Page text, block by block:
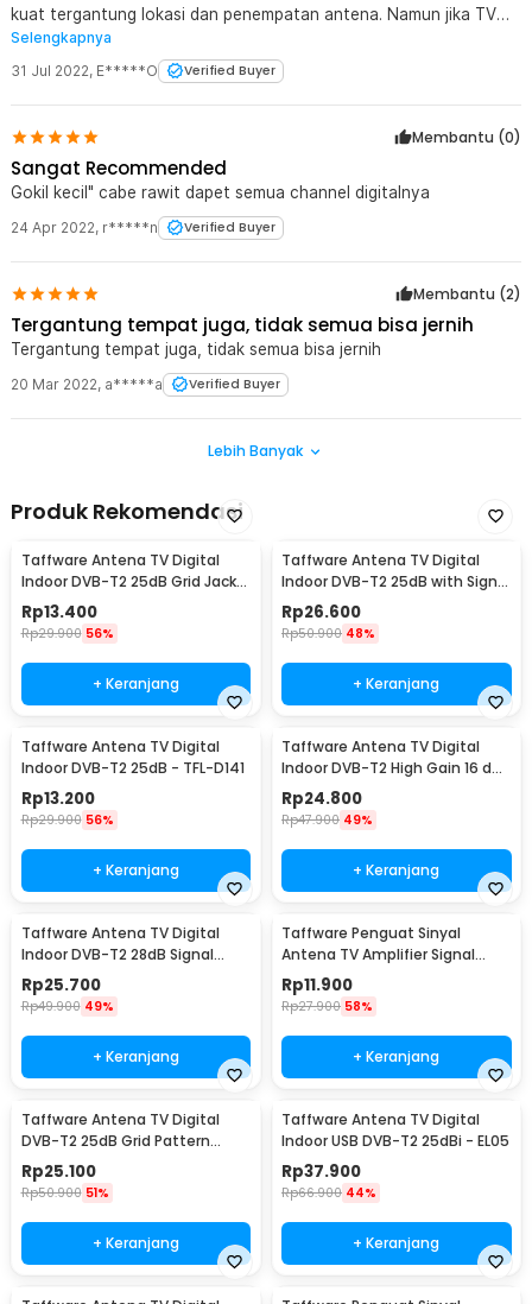
kuat tergantung lokasi dan penempatan antena. Namun jika TV
sudah digital jangan diragukan lagi tangkapan signalnya, sangat
baik sekali. Seperti kualitas HDTV tampilan layarnya.
Selengkapnya
31 Jul 2022, E*****O Verified Buyer
Membantu (0)
Sangat Recommended
Gokil kecil" cabe rawit dapet semua channel digitalnya
24 Apr 2022, r*****n Verified Buyer
Membantu (2)
Tergantung tempat juga, tidak semua bisa jernih
Tergantung tempat juga, tidak semua bisa jernih
20 Mar 2022, a*****a Verified Buyer
Lebih Banyak
Produk Rekomendasi
Taffware Antena TV Digital
Indoor DVB-T2 25dB Grid Jack
Male Plug - TFL-D139
Rp13.400
Rp29.900 56%
+ Keranjang
Taffware Antena TV Digital
Indoor DVB-T2 25dB with Signal
Booster - TFL-D140
Rp26.600
Rp50.900 48%
+ Keranjang
Taffware Antena TV Digital
Indoor DVB-T2 25dB - TFL-D141
Rp13.200
Rp29.900 56%
+ Keranjang
Taffware Antena TV Digital
Indoor DVB-T2 High Gain 16 dBi
- EL0465
Rp24.800
Rp47.900 49%
+ Keranjang
Taffware Antena TV Digital
Indoor DVB-T2 28dB Signal
Booster Amplifer - N0012
Rp25.700
Rp49.900 49%
+ Keranjang
Taffware Penguat Sinyal
Antena TV Amplifier Signal
Booster DVB-T2 - TFL-D15
Rp11.900
Rp27.900 58%
+ Keranjang
Taffware Antena TV Digital
DVB-T2 25dB Grid Pattern
Signal Booster - TFL-D139
Rp25.100
Rp50.900 51%
+ Keranjang
Taffware Antena TV Digital
Indoor USB DVB-T2 25dBi - EL05
Rp37.900
Rp66.900 44%
+ Keranjang